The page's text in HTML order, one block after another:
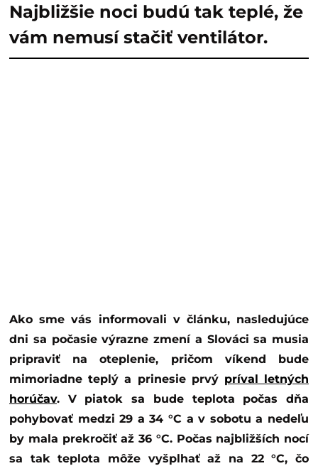
Najbližšie noci budú tak teplé, že
vám nemusí stačiť ventilátor.
Ako sme vás informovali v článku, nasledujúce
dni sa počasie výrazne zmení a Slováci sa musia
pripraviť na oteplenie, pričom víkend bude
mimoriadne teplý a prinesie prvý príval letných
horúčav. V piatok sa bude teplota počas dňa
pohybovať medzi 29 a 34 °C a v sobotu a nedeľu
by mala prekročiť až 36 °C. Počas najbližších nocí
sa tak teplota môže vyšplhať až na 22 °C, čo